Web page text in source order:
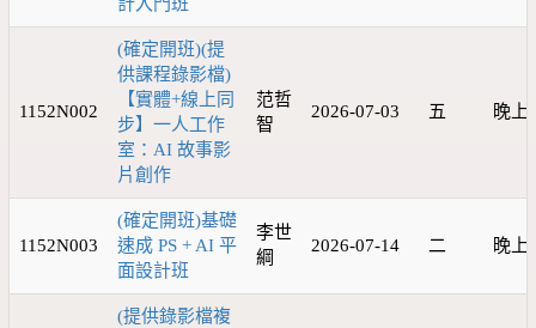
計入門班
1152N002
(確定開班)(提
供課程錄影檔)
【實體+線上同
步】一人工作
室：AI 故事影
片創作
范哲
智
2026-07-03 五 晚上
1152N003
(確定開班)基礎
速成 PS + AI 平
面設計班
李世
綱
2026-07-14 二 晚上
(提供錄影檔複